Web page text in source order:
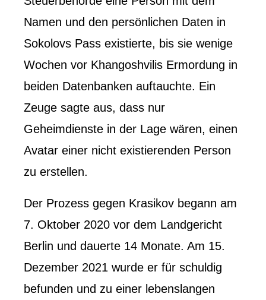
Namen und den persönlichen Daten in
Sokolovs Pass existierte, bis sie wenige
Wochen vor Khangoshvilis Ermordung in
beiden Datenbanken auftauchte. Ein
Zeuge sagte aus, dass nur
Geheimdienste in der Lage wären, einen
Avatar einer nicht existierenden Person
zu erstellen.
Der Prozess gegen Krasikov begann am
7. Oktober 2020 vor dem Landgericht
Berlin und dauerte 14 Monate. Am 15.
Dezember 2021 wurde er für schuldig
befunden und zu einer lebenslangen